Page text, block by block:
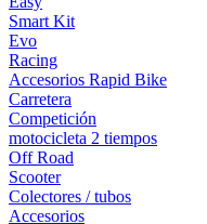
Smart Kit
Evo
Racing
Accesorios Rapid Bike
Carretera
Competición
motocicleta 2 tiempos
Off Road
Scooter
Colectores / tubos
Accesorios